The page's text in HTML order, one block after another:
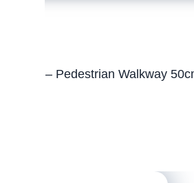
– Pedestrian Walkway